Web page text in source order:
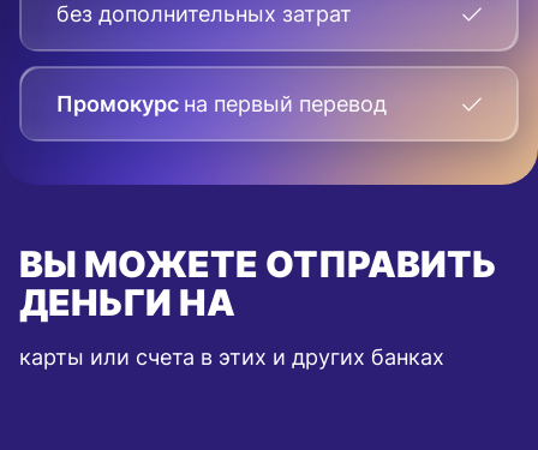
без дополнительных затрат
Промокурс на первый перевод
ВЫ МОЖЕТЕ ОТПРАВИТЬ
ДЕНЬГИ НА
карты или счета в этих и других банках